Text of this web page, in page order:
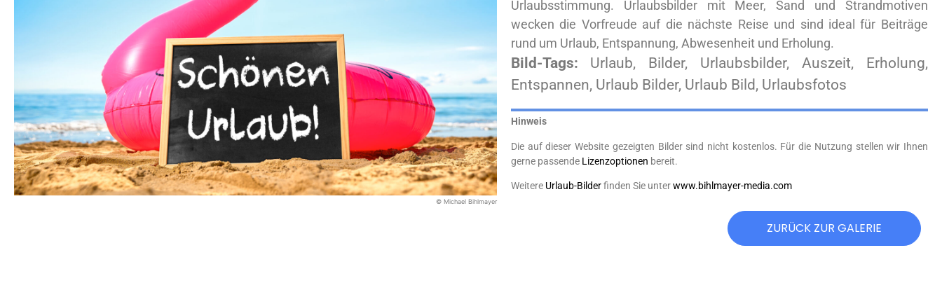
© Michael Bihlmayer
Urlaubsstimmung. Urlaubsbilder mit Meer, Sand und Strandmotiven
wecken die Vorfreude auf die nächste Reise und sind ideal für Beiträge
rund um Urlaub, Entspannung, Abwesenheit und Erholung.
Bild-Tags: Urlaub, Bilder, Urlaubsbilder, Auszeit, Erholung,
Entspannen, Urlaub Bilder, Urlaub Bild, Urlaubsfotos
Hinweis
Die auf dieser Website gezeigten Bilder sind nicht kostenlos. Für die Nutzung stellen wir Ihnen
gerne passende Lizenzoptionen bereit.
Weitere Urlaub-Bilderfinden Sie unterwww.bihlmayer-media.com
ZURÜCK ZUR GALERIE